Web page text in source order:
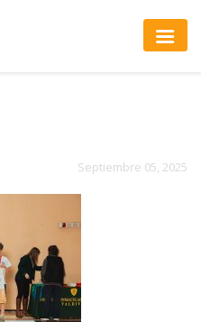
Septiembre 05, 2025